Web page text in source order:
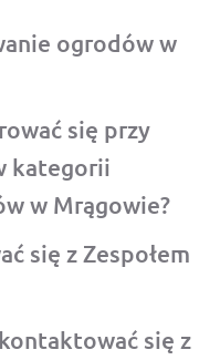
ogrodów w
się przy
kategorii
w Mrągowie?
się z Zespołem
się z